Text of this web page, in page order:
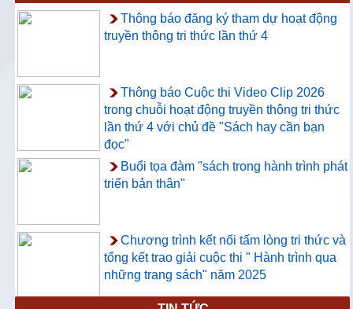
Thông báo đăng ký tham dự hoạt động
truyền thông tri thức lần thứ 4
Thông báo Cuộc thi Video Clip 2026
trong chuỗi hoạt động truyền thông tri thức
lần thứ 4 với chủ đề "Sách hay cần bạn
đọc"
Buổi tọa đàm "sách trong hành trình phát
triển bản thân"
Chương trình kết nối tấm lòng tri thức và
tổng kết trao giải cuộc thi " Hành trình qua
những trang sách" năm 2025